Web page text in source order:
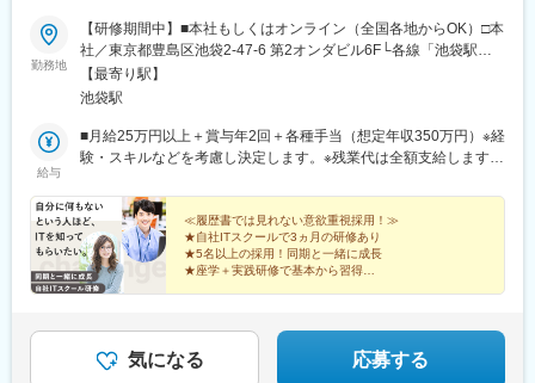
勤務地
【研修期間中】■本社もしくはオンライン（全国各地からOK）□本
社／東京都豊島区池袋2-47-6 第2オンダビル6F└各線「池袋駅」
徒歩4分【研修終了後】■東京23区を中心とした全国各地のITプロ
ジェクト先※勤務地は希望を考慮します。※転居を伴う転勤はあり
ート・在宅勤務はプロジェクトによって異なります。
【最寄り駅】
池袋駅
給与
■月給25万円以上＋賞与年2回＋各種手当（想定年収350万円）※経
験・スキルなどを考慮し決定します。※残業代は全額支給します。
職・前職給与を考慮します。
≪履歴書では見れない意欲重視採用！≫
★自社ITスクールで3ヵ月の研修あり
★5名以上の採用！同期と一緒に成長
★座学＋実践研修で基本から習得
気になる 応募する